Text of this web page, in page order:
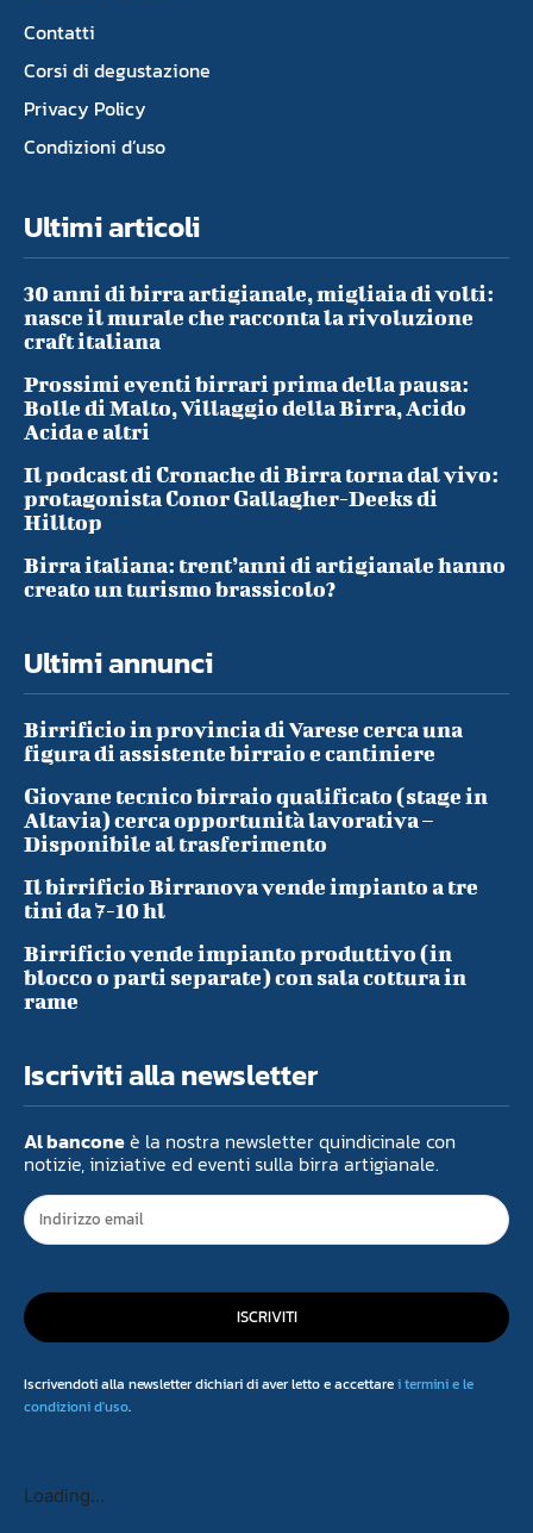
Contatti
Corsi di degustazione
Privacy Policy
Condizioni d’uso
Ultimi articoli
30 anni di birra artigianale, migliaia di volti:
nasce il murale che racconta la rivoluzione
craft italiana
Prossimi eventi birrari prima della pausa:
Bolle di Malto, Villaggio della Birra, Acido
Acida e altri
Il podcast di Cronache di Birra torna dal vivo:
protagonista Conor Gallagher-Deeks di
Hilltop
Birra italiana: trent’anni di artigianale hanno
creato un turismo brassicolo?
Ultimi annunci
Birrificio in provincia di Varese cerca una
figura di assistente birraio e cantiniere
Giovane tecnico birraio qualificato (stage in
Altavia) cerca opportunità lavorativa –
Disponibile al trasferimento
Il birrificio Birranova vende impianto a tre
tini da 7-10 hl
Birrificio vende impianto produttivo (in
blocco o parti separate) con sala cottura in
rame
Iscriviti alla newsletter
Al banconeè la nostra newsletter quindicinale con
notizie, iniziative ed eventi sulla birra artigianale.
ISCRIVITI
Iscrivendoti alla newsletter dichiari di aver letto e accettarei termini e le
condizioni d'uso.
Loading...